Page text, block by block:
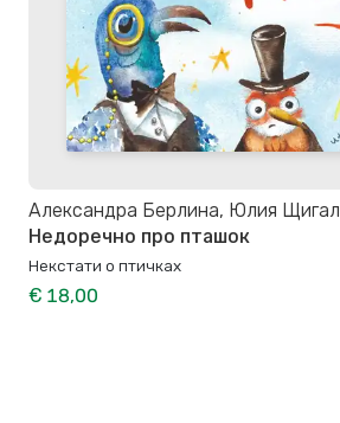
Александра Берлина, Юлия Щигал
Недоречно про пташок
Некстати о птичках
€ 18,00